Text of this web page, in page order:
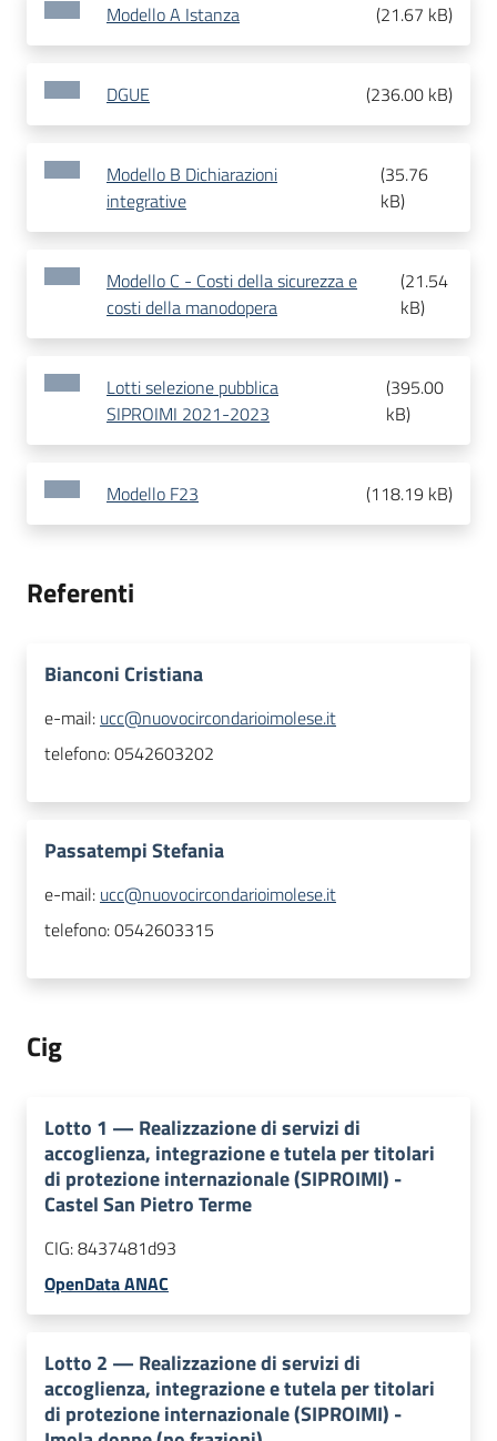
Modello A Istanza (21.67 kB)
DGUE (236.00 kB)
Modello B Dichiarazioni
integrative
(35.76
kB)
Modello C - Costi della sicurezza e
costi della manodopera
(21.54
kB)
Lotti selezione pubblica
SIPROIMI 2021-2023
(395.00
kB)
Modello F23 (118.19 kB)
Referenti
Bianconi Cristiana
e-mail: ucc@nuovocircondarioimolese.it
telefono:0542603202
Passatempi Stefania
e-mail: ucc@nuovocircondarioimolese.it
telefono:0542603315
Cig
Lotto 1 — Realizzazione di servizi di
accoglienza, integrazione e tutela per titolari
di protezione internazionale (SIPROIMI) -
Castel San Pietro Terme
CIG:8437481d93
OpenData ANAC
Lotto 2 — Realizzazione di servizi di
accoglienza, integrazione e tutela per titolari
di protezione internazionale (SIPROIMI) -